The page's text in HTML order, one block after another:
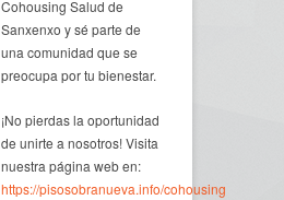
Cohousing Salud de
Sanxenxo y sé parte de
una comunidad que se
preocupa por tu bienestar.
¡No pierdas la oportunidad
de unirte a nosotros! Visita
nuestra página web en:
https://pisosobranueva.info/cohousing